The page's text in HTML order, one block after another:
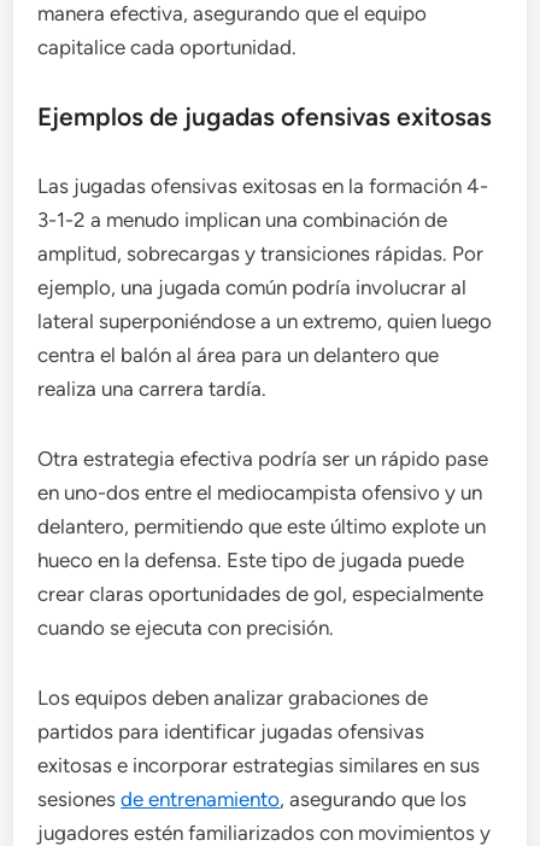
manera efectiva, asegurando que el equipo
capitalice cada oportunidad.
Ejemplos de jugadas ofensivas exitosas
Las jugadas ofensivas exitosas en la formación 4-
3-1-2 a menudo implican una combinación de
amplitud, sobrecargas y transiciones rápidas. Por
ejemplo, una jugada común podría involucrar al
lateral superponiéndose a un extremo, quien luego
centra el balón al área para un delantero que
realiza una carrera tardía.
Otra estrategia efectiva podría ser un rápido pase
en uno-dos entre el mediocampista ofensivo y un
delantero, permitiendo que este último explote un
hueco en la defensa. Este tipo de jugada puede
crear claras oportunidades de gol, especialmente
cuando se ejecuta con precisión.
Los equipos deben analizar grabaciones de
partidos para identificar jugadas ofensivas
exitosas e incorporar estrategias similares en sus
sesionesde entrenamiento, asegurando que los
jugadores estén familiarizados con movimientos y